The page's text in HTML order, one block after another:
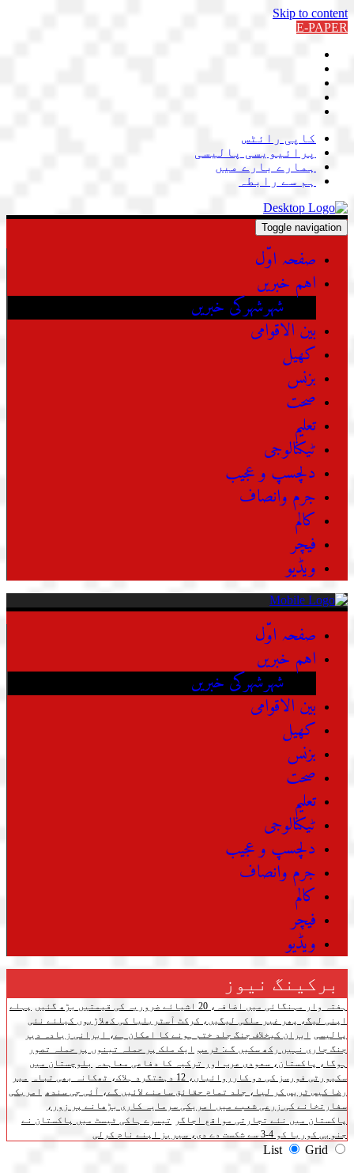
Skip to content
E-PAPER
کاپی رائٹس
پرائیویسی پالیسی
ہمارے بارے میں
ہم سے رابطہ
Toggle navigation
صفحہ اوّل
اہم خبریں
شہرشہرکی خبریں
بین الاقوامی
کھیل
بزنس
صحت
تعلیم
ٹیکنالوجی
دلچسپ و عجیب
جرم وانصاف
کالم
فیچر
ویڈیو
صفحہ اوّل
اہم خبریں
شہرشہرکی خبریں
بین الاقوامی
کھیل
بزنس
صحت
تعلیم
ٹیکنالوجی
دلچسپ و عجیب
جرم وانصاف
کالم
فیچر
ویڈیو
برکینگ نیوز
ہفتہ وار مہنگائی میں اضافہ، 20 اشیائے ضروریہ کی قیمتیں بڑھ گئیں
پہلے
اپنی لیگ، پھر غیر ملکی لیگیں، کرکٹ آسٹریلیا کی کھلاڑیوں کیلئے نئی
پالیسی ایران کیخلاف جنگ جلد ختم ہونے کا امکان ہے، ایرانی زیادہ دیر
جنگ جاری نہیں رکھ سکیں گے: ٹرمپ ایک ملک پر حملہ تینوں پر حملہ تصور
ہوگا، پاکستان، سعودی عرب اور ترکیہ کا دفاعی معاہدہ
بلوچستان میں
سکیورٹی فورسز کی دو کارروائیاں، 12 دہشتگرد ہلاک، ٹھکانہ بھی تباہ
میر
رضا کیس ٹریس کر لیا، جلد تمام حقائق سامنے لائیں گے، آئی جی سندھ امریکی
سفارتخانے کی زرعی شعبے میں امریکی سرمایہ کاری بڑھانے پر زور،
پاکستان میں نئے تجارتی مواقع اجاگر
تیسرے ہاکی ٹیسٹ میں پاکستان نے
جنوبی کوریا کو 4-3 سے شکست دے دی، سیریز اپنے نام کرلی
List Grid